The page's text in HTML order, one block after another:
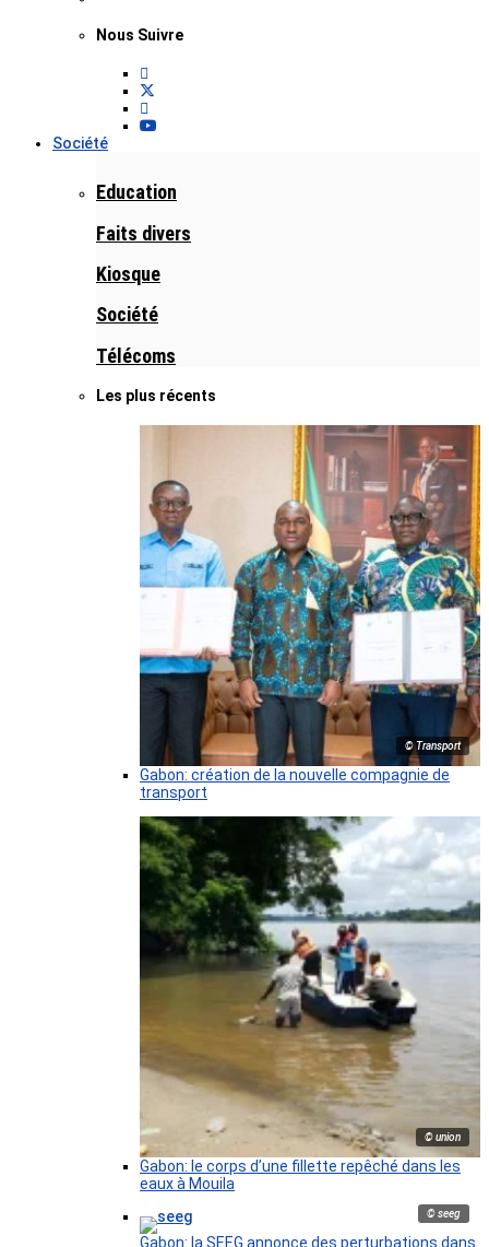
Nous Suivre
Société
Education
Faits divers
Kiosque
Société
Télécoms
Les plus récents
© Transport
Gabon: création de la nouvelle compagnie de
transport
© union
Gabon: le corps d’une fillette repêché dans les
eaux à Mouila
© seeg
Gabon: la SEEG annonce des perturbations dans